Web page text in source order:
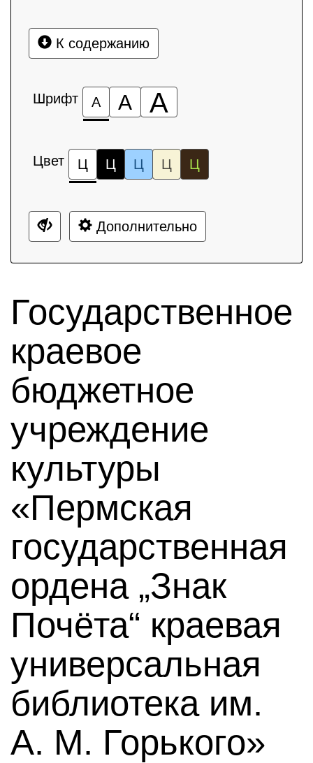
К содержанию
Шрифт А А А
Цвет Ц Ц Ц Ц Ц
Дополнительно
Государственное
краевое
бюджетное
учреждение
культуры
«Пермская
государственная
ордена „Знак
Почёта“ краевая
универсальная
библиотека им.
А. М. Горького»